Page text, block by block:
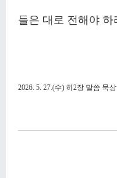
들은 대로 전해야 하
2026. 5. 27.(수) 히 2장 말씀 묵상